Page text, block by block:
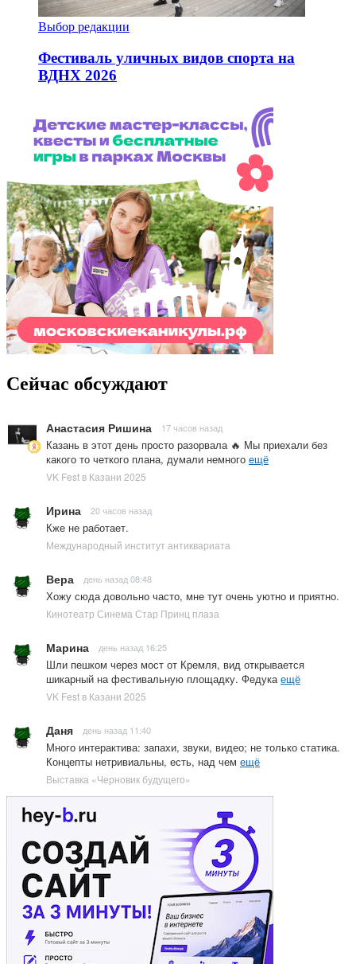
Выбор редакции
Фестиваль уличных видов спорта на
ВДНХ 2026
Сейчас обсуждают
Анастасия Ришина 17 часов назад
Казань в этот день просто разорвала 🔥 Мы приехали без
какого то четкого плана, думали немного ещё
VK Fest в Казани 2025
Ирина 20 часов назад
Кже не работает.
Международный институт антиквариата
Вера день назад 08:48
Хожу сюда довольно часто, мне тут очень уютно и приятно.
Кинотеатр Синема Стар Принц плаза
Марина день назад 16:25
Шли пешком через мост от Кремля, вид открывается
шикарный на фестивальную площадку. Федука ещё
VK Fest в Казани 2025
Даня день назад 11:40
Много интерактива: запахи, звуки, видео; не только статика.
Концепты нетривиальны, есть, над чем ещё
Выставка «Черновик будущего»